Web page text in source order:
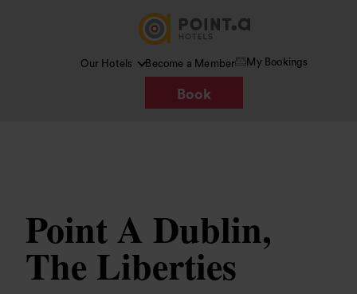
Our Hotels Become a Member My Bookings
Book
Point A Dublin,
The Liberties